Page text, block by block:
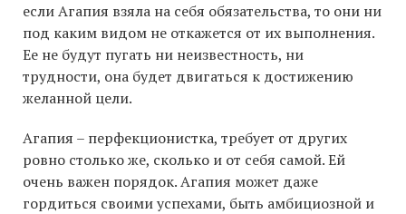
если Агапия взяла на себя обязательства, то они ни
под каким видом не откажется от их выполнения.
Ее не будут пугать ни неизвестность, ни
трудности, она будет двигаться к достижению
желанной цели.
Агапия – перфекционистка, требует от других
ровно столько же, сколько и от себя самой. Ей
очень важен порядок. Агапия может даже
гордиться своими успехами, быть амбициозной и